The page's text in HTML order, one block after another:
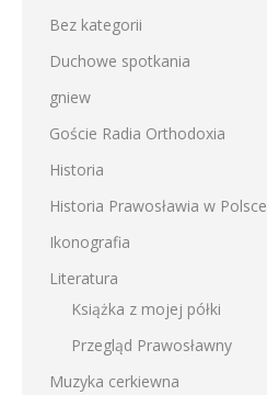
Bez kategorii
Duchowe spotkania
gniew
Goście Radia Orthodoxia
Historia
Historia Prawosławia w Polsce
Ikonografia
Literatura
Książka z mojej półki
Przegląd Prawosławny
Muzyka cerkiewna